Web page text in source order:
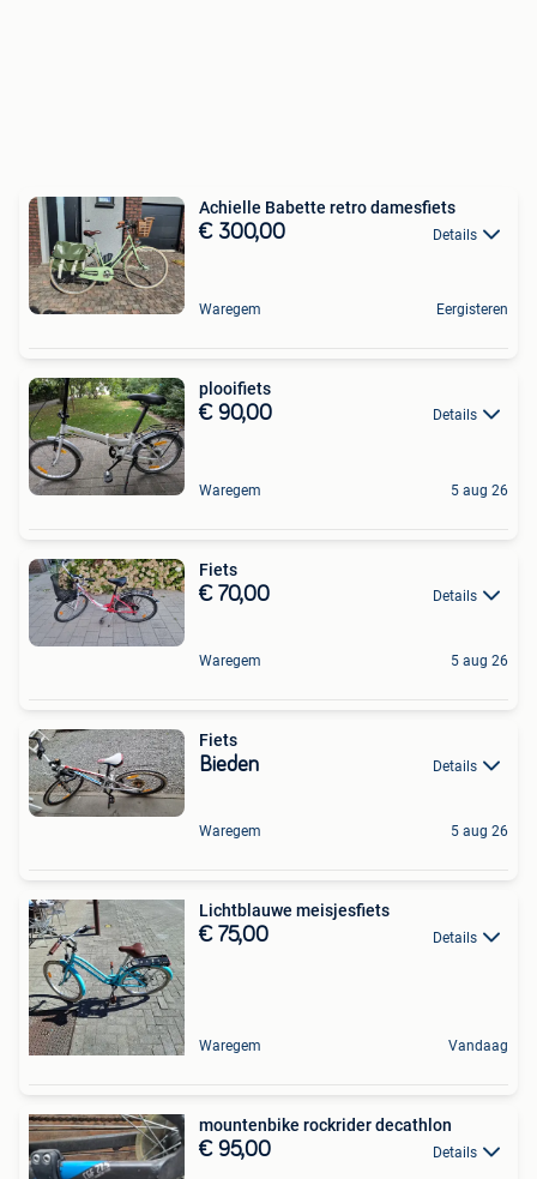
Achielle Babette retro damesfiets
€ 300,00 Details
Waregem Eergisteren
plooifiets
€ 90,00 Details
Waregem 5 aug 26
Fiets
€ 70,00 Details
Waregem 5 aug 26
Fiets
Bieden Details
Waregem 5 aug 26
Lichtblauwe meisjesfiets
€ 75,00 Details
Waregem Vandaag
mountenbike rockrider decathlon
€ 95,00 Details